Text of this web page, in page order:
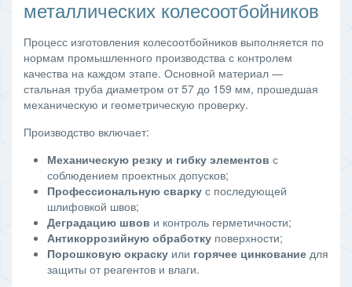
металлических колесоотбойников
Процесс изготовления колесоотбойников выполняется по
нормам промышленного производства с контролем
качества на каждом этапе. Основной материал —
стальная труба диаметром от 57 до 159 мм, прошедшая
механическую и геометрическую проверку.
Производство включает:
Механическую резку и гибку элементов с
соблюдением проектных допусков;
Профессиональную сварку с последующей
шлифовкой швов;
Деградацию швов и контроль герметичности;
Антикоррозийную обработку поверхности;
Порошковую окраску или горячее цинкование для
защиты от реагентов и влаги.